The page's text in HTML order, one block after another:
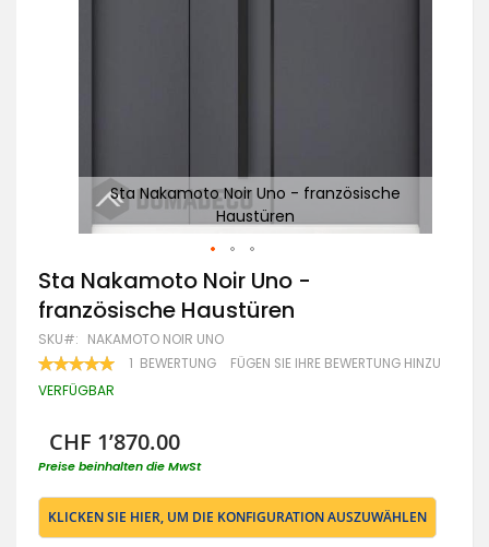
Sta Nakamoto Noir Uno - französische
Haustüren
Zum
Anfang
der
Bildgalerie
springen
Sta Nakamoto Noir Uno -
französische Haustüren
SKU NAKAMOTO NOIR UNO
BEWERTUNG:
100
1 BEWERTUNG FÜGEN SIE IHRE BEWERTUNG HINZU
VERFÜGBAR
CHF 1’870.00
Preise beinhalten die MwSt
KLICKEN SIE HIER, UM DIE KONFIGURATION AUSZUWÄHLEN